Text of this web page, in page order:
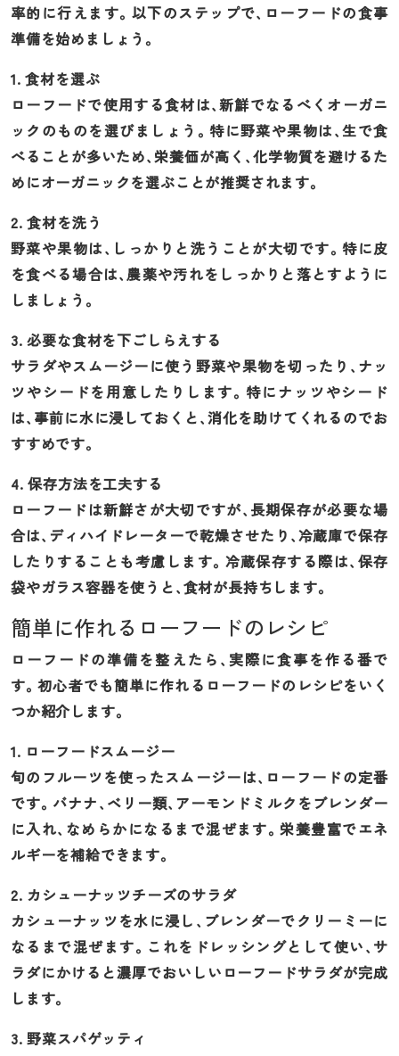
率的に行えます。以下のステップで、ローフードの食事
準備を始めましょう。
1. 食材を選ぶ
ローフードで使用する食材は、新鮮でなるべくオーガニ
ックのものを選びましょう。特に野菜や果物は、生で食
べることが多いため、栄養価が高く、化学物質を避けるた
めにオーガニックを選ぶことが推奨されます。
2. 食材を洗う
野菜や果物は、しっかりと洗うことが大切です。特に皮
を食べる場合は、農薬や汚れをしっかりと落とすように
しましょう。
3. 必要な食材を下ごしらえする
サラダやスムージーに使う野菜や果物を切ったり、ナッ
ツやシードを用意したりします。特にナッツやシード
は、事前に水に浸しておくと、消化を助けてくれるのでお
すすめです。
4. 保存方法を工夫する
ローフードは新鮮さが大切ですが、長期保存が必要な場
合は、ディハイドレーターで乾燥させたり、冷蔵庫で保存
したりすることも考慮します。冷蔵保存する際は、保存
袋やガラス容器を使うと、食材が長持ちします。
簡単に作れるローフードのレシピ
ローフードの準備を整えたら、実際に食事を作る番で
す。初心者でも簡単に作れるローフードのレシピをいく
つか紹介します。
1. ローフードスムージー
旬のフルーツを使ったスムージーは、ローフードの定番
です。バナナ、ベリー類、アーモンドミルクをブレンダー
に入れ、なめらかになるまで混ぜます。栄養豊富でエネ
ルギーを補給できます。
2. カシューナッツチーズのサラダ
カシューナッツを水に浸し、ブレンダーでクリーミーに
なるまで混ぜます。これをドレッシングとして使い、サ
ラダにかけると濃厚でおいしいローフードサラダが完成
します。
3. 野菜スパゲッティ